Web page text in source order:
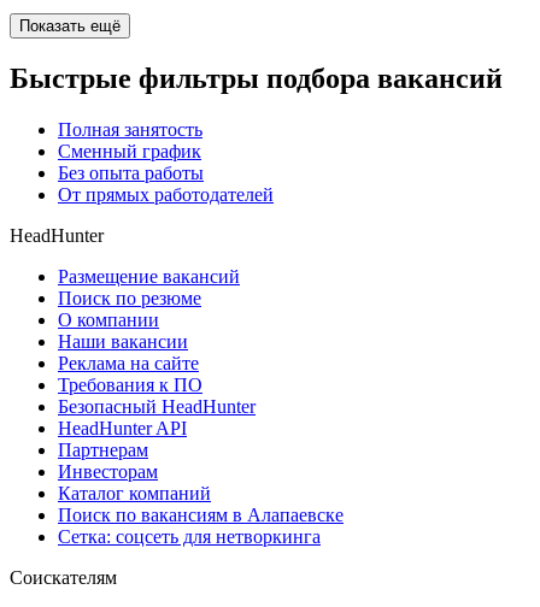
Показать ещё
Быстрые фильтры подбора вакансий
Полная занятость
Сменный график
Без опыта работы
От прямых работодателей
HeadHunter
Размещение вакансий
Поиск по резюме
О компании
Наши вакансии
Реклама на сайте
Требования к ПО
Безопасный HeadHunter
HeadHunter API
Партнерам
Инвесторам
Каталог компаний
Поиск по вакансиям в Алапаевске
Сетка: соцсеть для нетворкинга
Соискателям